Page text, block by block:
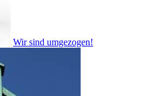
Wir sind umgezogen!